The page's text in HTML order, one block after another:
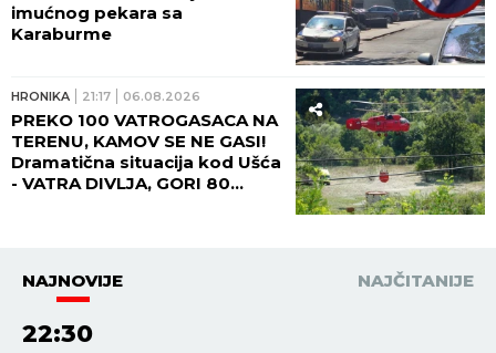
imućnog pekara sa
Karaburme
HRONIKA 21:17 06.08.2026
PREKO 100 VATROGASACA NA
TERENU, KAMOV SE NE GASI!
Dramatična situacija kod Ušća
- VATRA DIVLJA, GORI 80
NAJNOVIJE NAJČITANIJE
22:30